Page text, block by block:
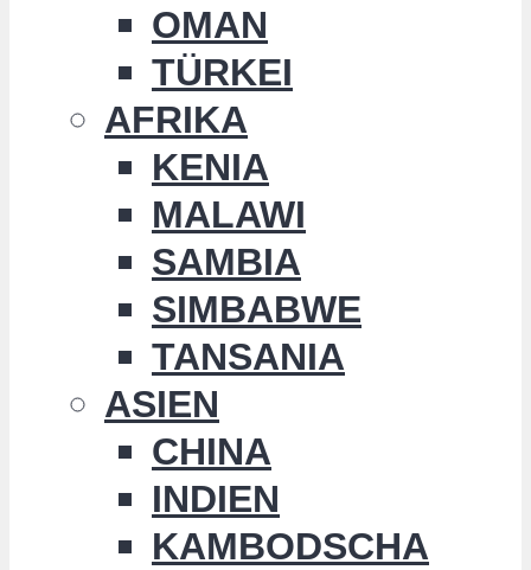
OMAN
TÜRKEI
AFRIKA
KENIA
MALAWI
SAMBIA
SIMBABWE
TANSANIA
ASIEN
CHINA
INDIEN
KAMBODSCHA